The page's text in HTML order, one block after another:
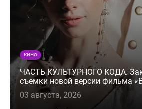
КИНО
ЧАСТЬ КУЛЬТУРНОГО КОДА.
съемки новой версии фильма
03 августа, 2026